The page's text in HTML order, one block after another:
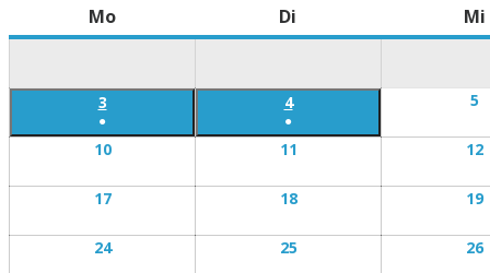
MoMontag Di Mi
3
August
●
4Dienstag
August
●
5
10Montag
August
11
August
12
17Montag
August
18Dienstag
19
24Montag
25 26